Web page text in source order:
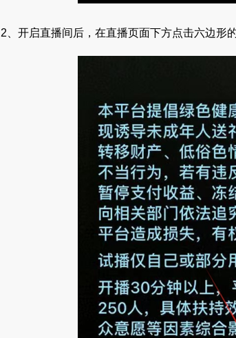
2、开启直播间后，在直播页面下方点击六边形